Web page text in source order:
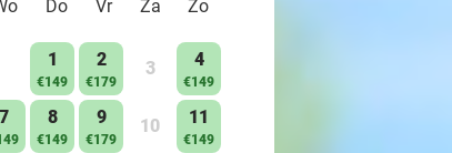
Do Vr Za Zo
1
€149
2
€179
3 4
€149
7 8
€149
9
€179
10 11
€149